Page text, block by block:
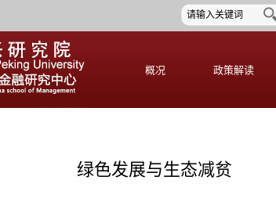
概况 政策解读
绿色发展与生态减贫